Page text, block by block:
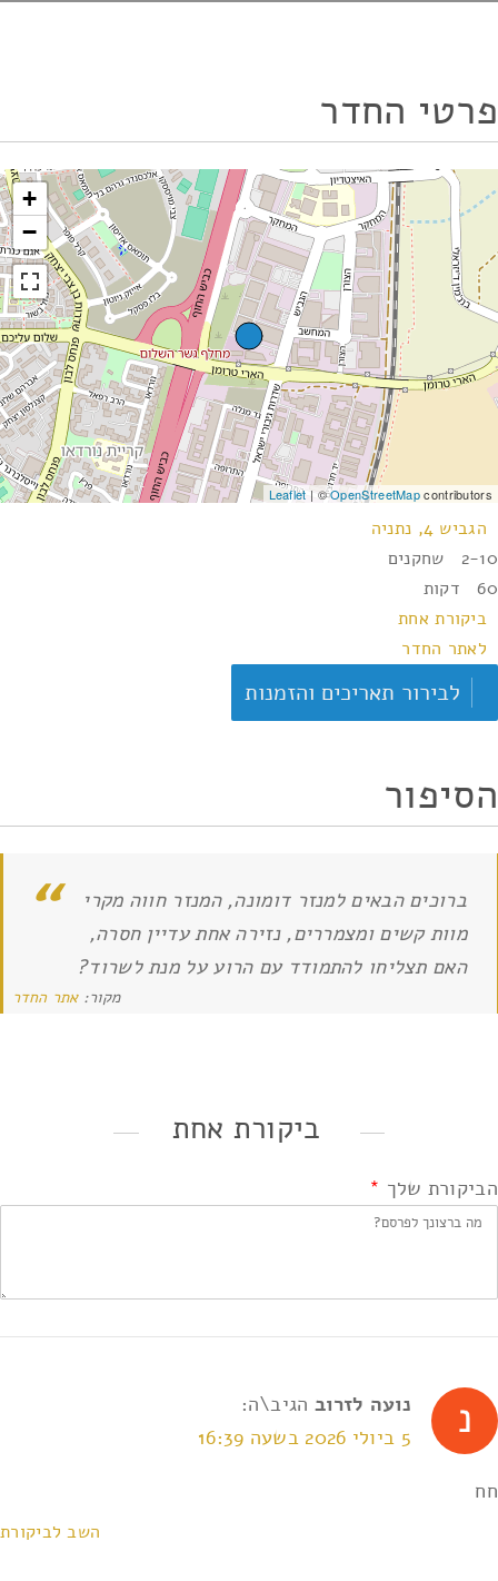
פרטי החדר
+
−
Leaflet| ©OpenStreetMapcontributors
הגביש 4, נתניה
2-10 שחקנים
60 דקות
ביקורת אחת
לאתר החדר
לבירור תאריכים והזמנות
הסיפור
ברוכים הבאים למנזר דומונה, המנזר חווה מקרי
מוות קשים ומצמררים, נזירה אחת עדיין חסרה,
האם תצליחו להתמודד עם הרוע על מנת לשרוד?
מקור:אתר החדר
ביקורת אחת
הביקורת שלך *
נועה לזרוב הגיב\ה:
5 ביולי 2026 בשעה 16:39
חח
השב לביקורת